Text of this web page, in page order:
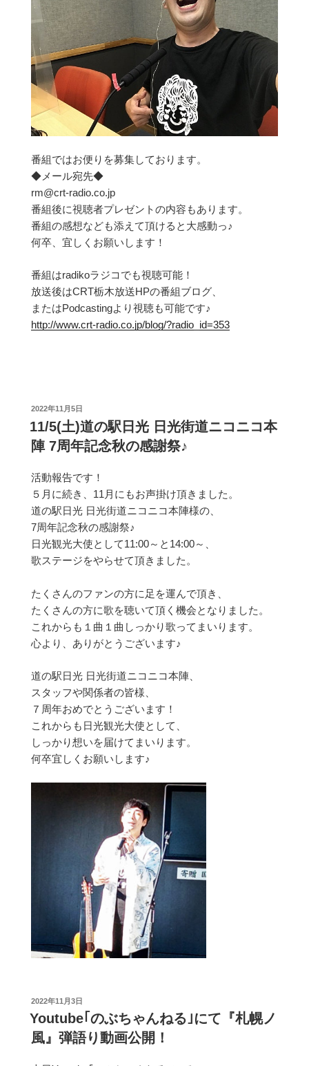
番組ではお便りを募集しております。
◆メール宛先◆
rm@crt-radio.co.jp
番組後に視聴者プレゼントの内容もあります。
番組の感想なども添えて頂けると大感動っ♪
何卒、宜しくお願いします！
番組はradikoラジコでも視聴可能！
放送後はCRT栃木放送HPの番組ブログ、
またはPodcastingより視聴も可能です♪
http://www.crt-radio.co.jp/blog/?radio_id=353
投
稿
日:
2022年11月5日
11/5(土)道の駅日光 日光街道ニコニコ本
陣 7周年記念秋の感謝祭♪
活動報告です！
５月に続き、11月にもお声掛け頂きました。
道の駅日光 日光街道ニコニコ本陣様の、
7周年記念秋の感謝祭♪
日光観光大使として11:00～と14:00～、
歌ステージをやらせて頂きました。
たくさんのファンの方に足を運んで頂き、
たくさんの方に歌を聴いて頂く機会となりました。
これからも１曲１曲しっかり歌ってまいります。
心より、ありがとうございます♪
道の駅日光 日光街道ニコニコ本陣、
スタッフや関係者の皆様、
７周年おめでとうございます！
これからも日光観光大使として、
しっかり想いを届けてまいります。
何卒宜しくお願いします♪
投
稿
日:
2022年11月3日
Youtube｢のぶちゃんねる｣にて『札幌ノ
風』弾語り動画公開！